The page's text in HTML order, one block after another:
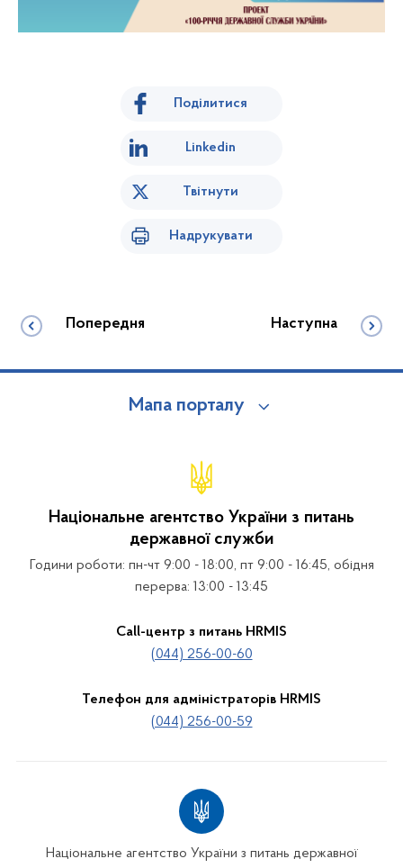
Поділитися
Linkedin
Твітнути
Надрукувати
Попередня Наступна
Мапа порталу
Національне агентство України з питань
державної служби
Години роботи: пн-чт 9:00 - 18:00, пт 9:00 - 16:45, обідня
перерва: 13:00 - 13:45
Call-центр з питань HRMIS
(044) 256-00-60
Телефон для адміністраторів HRMIS
(044) 256-00-59
Національне агентство України з питань державної